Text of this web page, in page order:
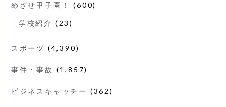
めざせ甲子園！ (600)
学校紹介 (23)
スポーツ (4,390)
事件・事故 (1,857)
ビジネスキャッチー (362)